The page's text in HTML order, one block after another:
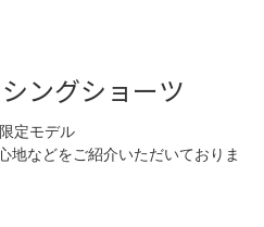
ングショーツ
定モデル
地などをご紹介いただいておりま